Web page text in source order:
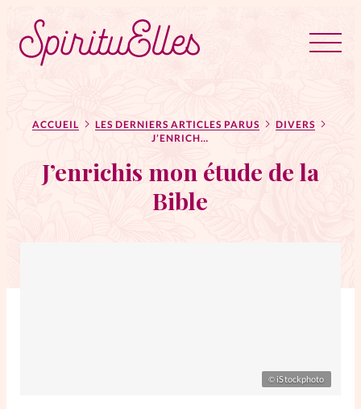
Tous les articles
Actus
Actus au féminin
ACCUEIL LES DERNIERS ARTICLES PARUS
DIVERS
J’ENRICHIS MON ÉTUDE DE LA BIBLE
J’enrichis mon étude de la
Bible
©iStockphoto